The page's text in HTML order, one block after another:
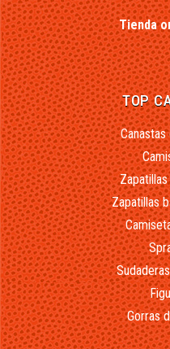
Tienda
TOP
Zapatillas
Gorras